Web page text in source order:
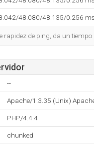
48.080/48.135/0.256 ms
rapidez de ping, da un tiempo
--
Apache/1.3.35 (Unix)
PHP/4.4.4
chunked